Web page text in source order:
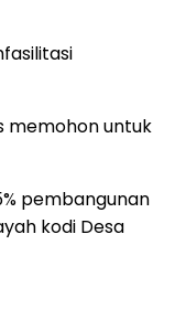
memohon untuk
pembangunan
kodi Desa